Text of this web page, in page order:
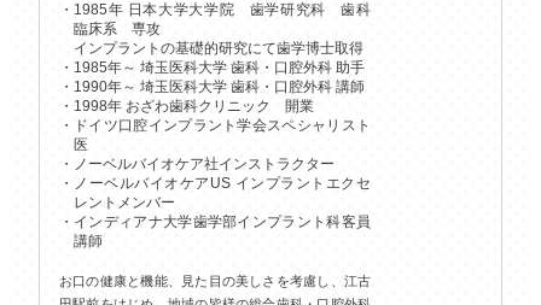
1985年 日本大学大学院 歯学研究科 歯科
臨床系 専攻
インプラントの基礎的研究にて歯学博士取得
1985年～ 埼玉医科大学 歯科・口腔外科 助手
1990年～ 埼玉医科大学 歯科・口腔外科 講師
1998年 おざわ歯科クリニック 開業
ドイツ口腔インプラント学会スペシャリスト
医
ノーベルバイオケア社インストラクター
ノーベルバイオケアUS インプラントエクセ
レントメンバー
インディアナ大学歯学部インプラント科客員
講師
お口の健康と機能、見た目の美しさを考慮し、江古